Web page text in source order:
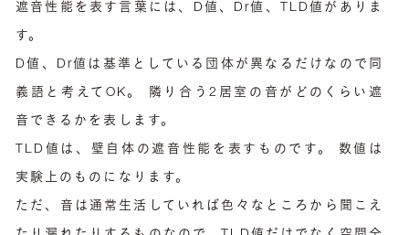
遮音性能を表す言葉には、D値、Dr値、TLD値がありま
す。
D値、Dr値は基準としている団体が異なるだけなので同
義語と考えてOK。 隣り合う2居室の音がどのくらい遮
音できるかを表します。
TLD値は、壁自体の遮音性能を表すものです。 数値は
実験上のものになります。
ただ、音は通常生活していれば色々なところから聞こえ